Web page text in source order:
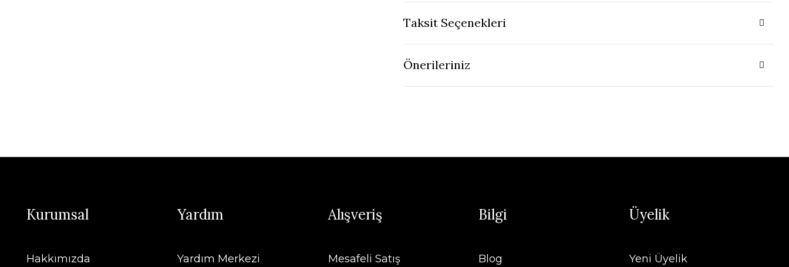
Taksit Seçenekleri
Önerileriniz
Kurumsal
Hakkımızda
Yardım
Yardım Merkezi
Alışveriş
Mesafeli Satış
Bilgi
Blog
Üyelik
Yeni Üyelik